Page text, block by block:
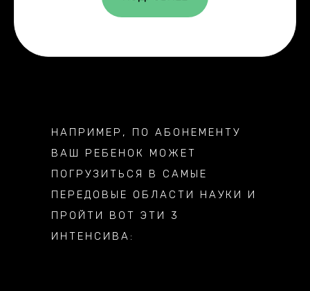
НАПРИМЕР, ПО АБОНЕМЕНТУ
ВАШ РЕБЕНОК МОЖЕТ
ПОГРУЗИТЬСЯ В САМЫЕ
ПЕРЕДОВЫЕ ОБЛАСТИ НАУКИ И
ПРОЙТИ ВОТ ЭТИ 3
ИНТЕНСИВА: